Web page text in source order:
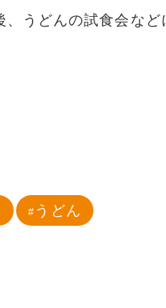
うどんの試食会な
うどん